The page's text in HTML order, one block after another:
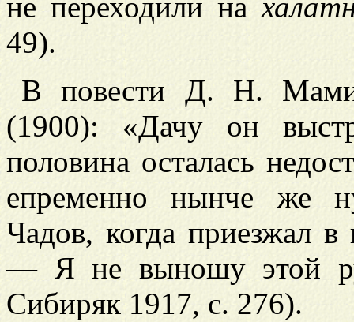
не переходили на
49).
В повести Д. Н.
(1900): «Дачу он
половина осталась
епременно нынче же
Чадов, когда приезжал в
— Я не выношу этой
Сибиряк 1917, с. 276).